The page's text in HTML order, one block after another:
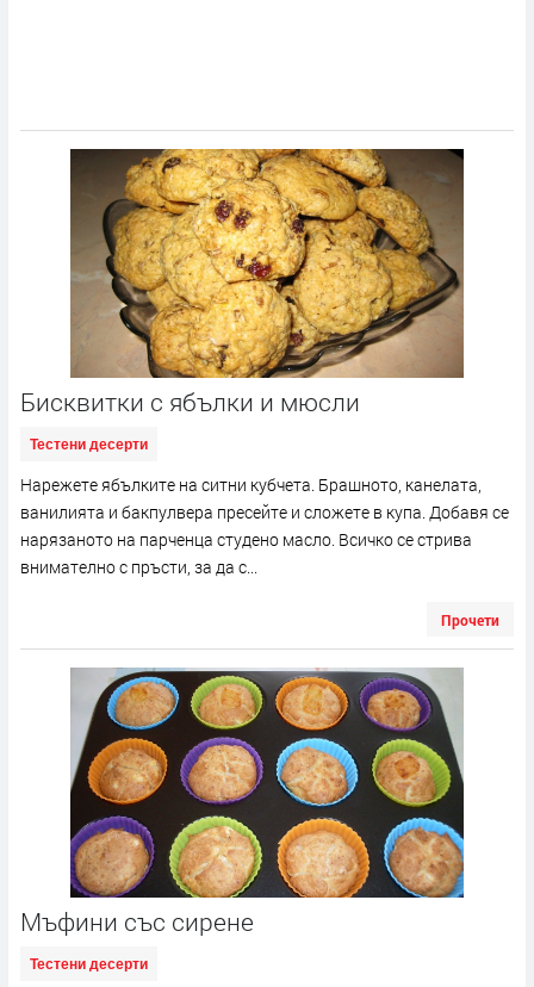
Бисквитки с ябълки и мюсли
Тестени десерти
Нарежете ябълките на ситни кубчета. Брашното, канелата,
ванилията и бакпулвера пресейте и сложете в купа. Добавя се
нарязаното на парченца студено масло. Всичко се стрива
внимателно с пръсти, за да с...
Прочети
Мъфини със сирене
Тестени десерти